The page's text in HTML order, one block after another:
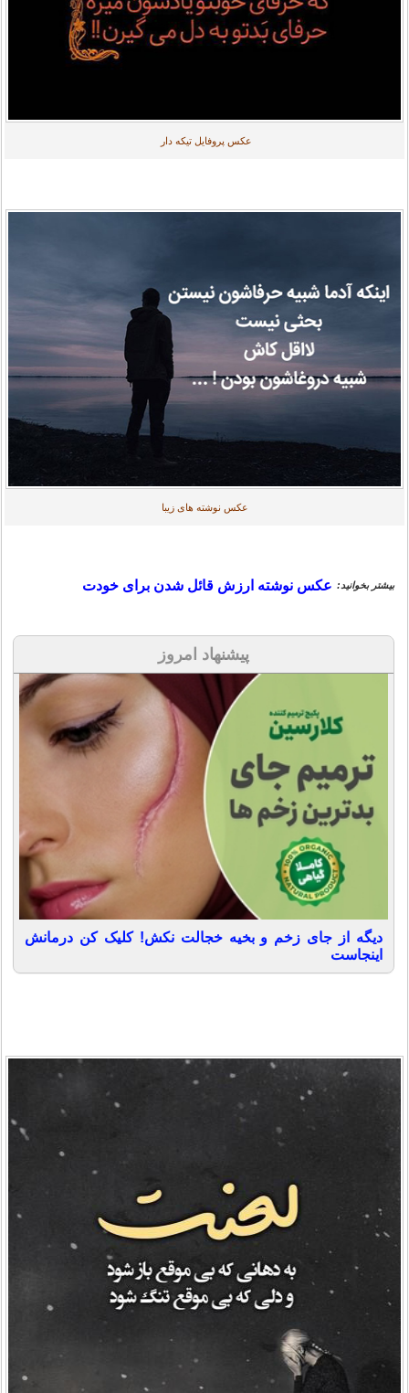
عکس پروفایل تیکه دار
عکس نوشته های زیبا
بیشتر بخوانید: عکس نوشته ارزش قائل شدن برای خودت
پیشنهاد امروز
دیگه از جای زخم و بخیه خجالت نکش! کلیک کن درمانش
اینجاست